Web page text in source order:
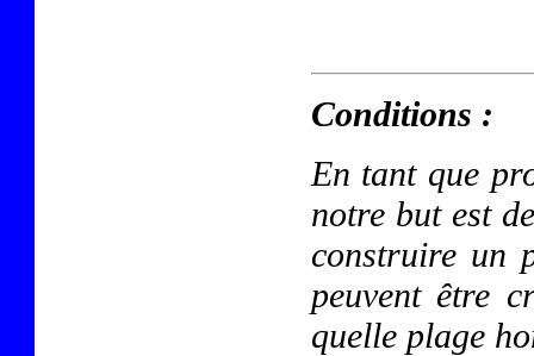
Conditions :
En tant que
notre but est
construire un
peuvent être
quelle plage